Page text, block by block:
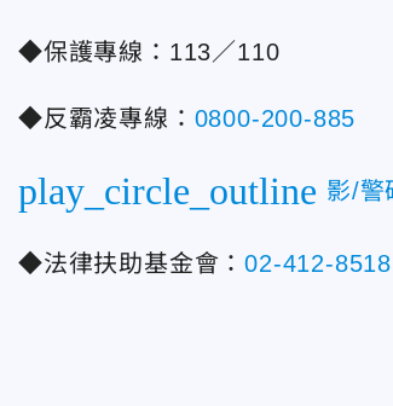
◆保護專線：113／110
◆反霸凌專線： 0800-200-885
play_circle_outline 影/警
◆法律扶助基金會：02-412-8518